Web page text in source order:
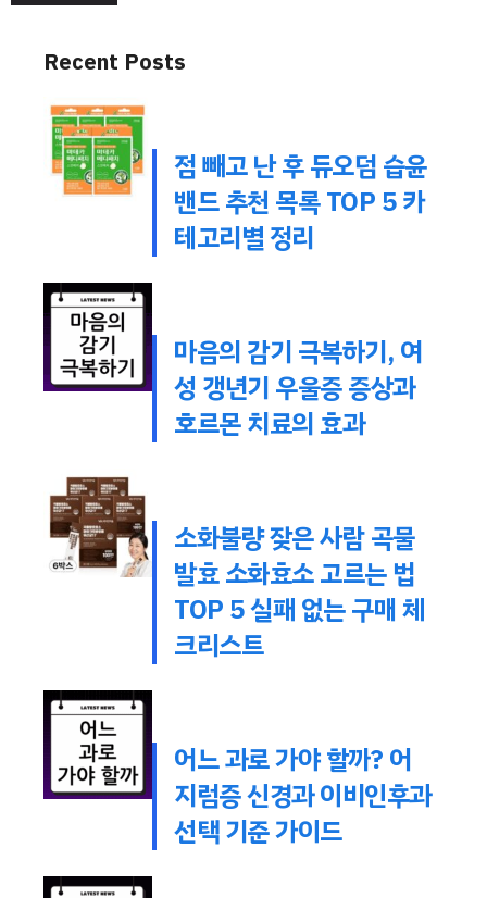
Recent Posts
점 빼고 난 후 듀오덤 습윤
밴드 추천 목록 TOP 5 카
테고리별 정리
마음의 감기 극복하기, 여
성 갱년기 우울증 증상과
호르몬 치료의 효과
소화불량 잦은 사람 곡물
발효 소화효소 고르는 법
TOP 5 실패 없는 구매 체
크리스트
어느 과로 가야 할까? 어
지럼증 신경과 이비인후과
선택 기준 가이드